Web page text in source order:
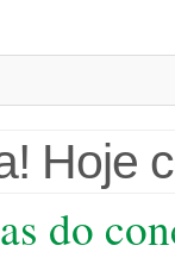
Hoje
do